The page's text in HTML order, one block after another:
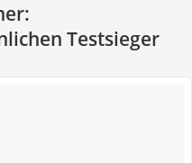
Testsieger